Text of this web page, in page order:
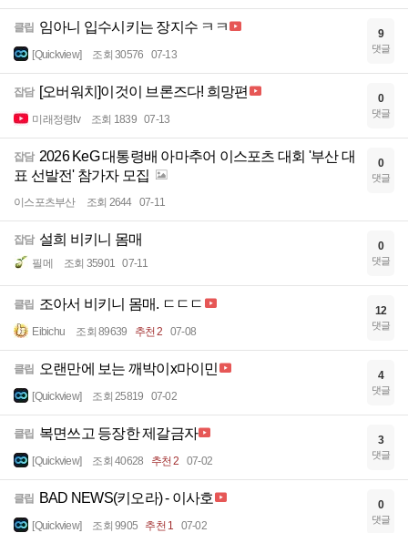
클립 임아니 입수시키는 장지수 ㅋㅋ
[Quickview] 조회 30576 07-13
9
댓글
잡담 [오버워치]이것이 브론즈다! 희망편
미래정령tv 조회 1839 07-13
0
댓글
잡담 2026 KeG 대통령배 아마추어 이스포츠 대회 '부산 대
표 선발전' 참가자 모집
이스포츠부산 조회 2644 07-11
0
댓글
잡담 설희 비키니 몸매
필메 조회 35901 07-11
0
댓글
클립 조아서 비키니 몸매. ㄷㄷㄷ
Eibichu 조회 89639 추천 2 07-08
12
댓글
클립 오랜만에 보는 깨박이x마이민
[Quickview] 조회 25819 07-02
4
댓글
클립 복면쓰고 등장한 제갈금자
[Quickview] 조회 40628 추천 2 07-02
3
댓글
클립 BAD NEWS(키오라) - 이사호
[Quickview] 조회 9905 추천 1 07-02
0
댓글